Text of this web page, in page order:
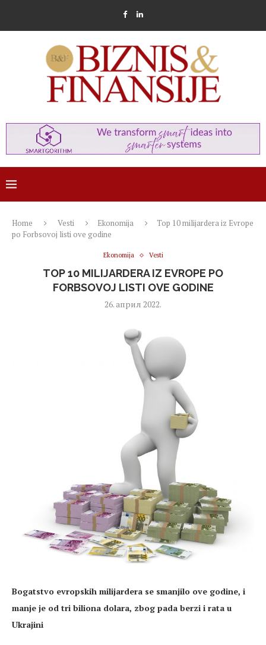
Home Vesti Ekonomija
Top 10 milijardera iz Evrope
po Forbsovoj listi ove godine
Ekonomija Vesti
TOP 10 MILIJARDERA IZ EVROPE PO
FORBSOVOJ LISTI OVE GODINE
26. април 2022.
Bogatstvo evropskih milijardera se smanjilo ove godine, i
manje je od tri biliona dolara, zbog pada berzi i rata u
Ukrajini